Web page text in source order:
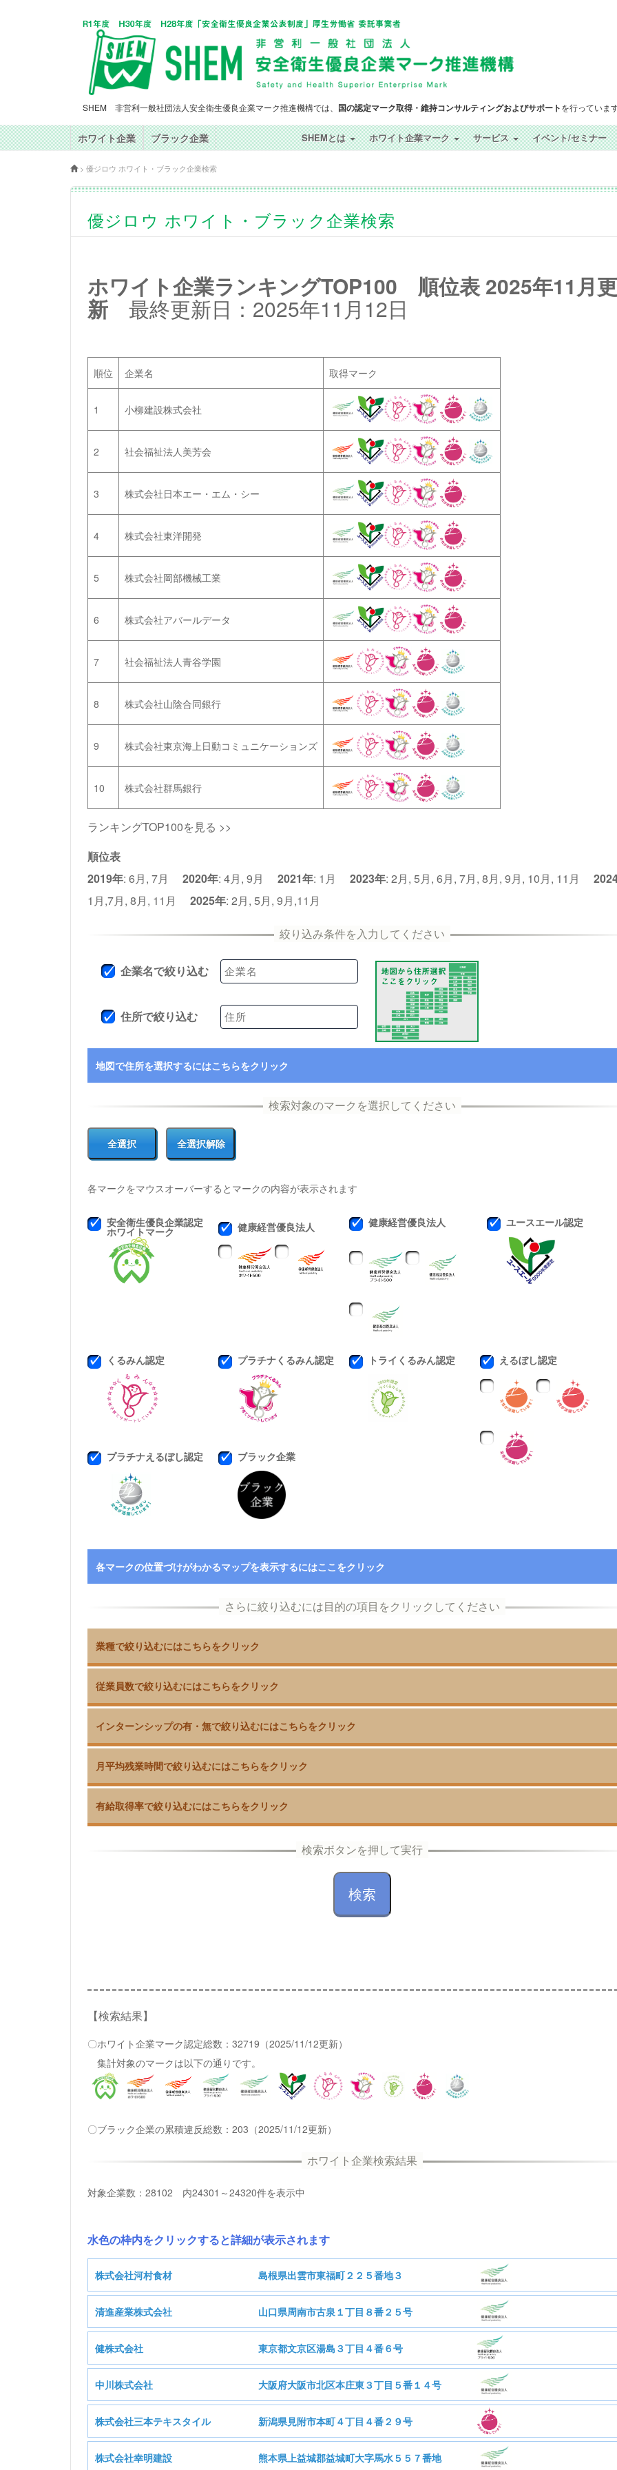
SHEM 非営利一般社団法人安全衛生優良企業マーク推進機構では、 国の認定マーク取得・維持コンサルティングおよびサポートを行っていま
ホワイト企業 ブラック企業 SHEMとは ホワイト企業マーク サービス イベント/セミナー
> 優ジロウ ホワイト・ブラック企業検索
優ジロウ ホワイト・ブラック企業検索
ホワイト企業ランキングTOP100 順位表 2025年11月更
新 最終更新日：2025年11月12日
順位 企業名 取得マーク
1 小柳建設株式会社
2 社会福祉法人美芳会
3 株式会社日本エー・エム・シー
4 株式会社東洋開発
5 株式会社岡部機械工業
6 株式会社アバールデータ
7 社会福祉法人青谷学園
8 株式会社山陰合同銀行
9 株式会社東京海上日動コミュニケーションズ
10 株式会社群馬銀行
ランキングTOP100を見る >>
順位表
2019年: 6月, 7月 2020年: 4月, 9月 2021年: 1月 2023年: 2月, 5月, 6月, 7月, 8月, 9月, 10月, 11月
1月,7月, 8月, 11月 2025年: 2月, 5月, 9月,11月
企業名で絞り込む
住所で絞り込む
地図で住所を選択するにはこちらをクリック
各マークをマウスオーバーするとマークの内容が表示されます
安全衛生優良企業認定
ホワイトマーク 健康経営優良法人 健康経営優良法人 ユースエール認定
くるみん認定 プラチナくるみん認定 トライくるみん認定 えるぼし認定
プラチナえるぼし認定 ブラック企業
各マークの位置づけがわかるマップを表示するにはここをクリック
業種で絞り込むにはこちらをクリック
従業員数で絞り込むにはこちらをクリック
インターンシップの有・無で絞り込むにはこちらをクリック
月平均残業時間で絞り込むにはこちらをクリック
有給取得率で絞り込むにはこちらをクリック
【検索結果】
〇ホワイト企業マーク認定総数：32719（2025/11/12更新）
集計対象のマークは以下の通りです。
〇ブラック企業の累積違反総数：203（2025/11/12更新）
対象企業数：28102 内24301～24320件を表示中
水色の枠内をクリックすると詳細が表示されます
株式会社河村食材 島根県出雲市東福町２２５番地３
株式会社河村食材
基本情報
業種 E:製造業 従業員数
清進産業株式会社 山口県周南市古泉１丁目８番２５号
清進産業株式会社
基本情報
業種 従業員数 68人
健株式会社 東京都文京区湯島３丁目４番６号
健株式会社
基本情報
中川株式会社 大阪府大阪市北区本庄東３丁目５番１４号
中川株式会社
株式会社三本テキスタイル 新潟県見附市本町４丁目４番２９号
株式会社幸明建設 熊本県上益城郡益城町大字馬水５５７番地